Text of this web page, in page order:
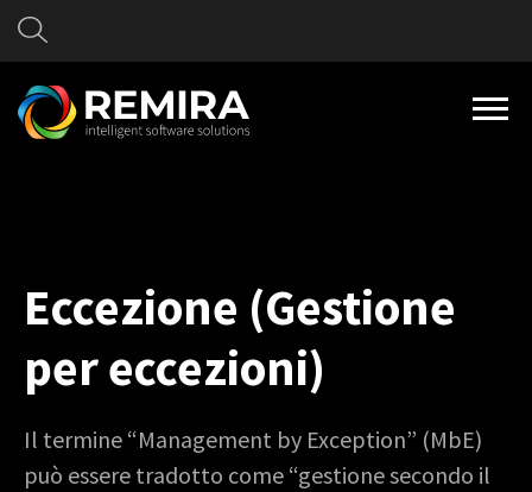
Eccezione (Gestione
per eccezioni)
Il termine “Management by Exception” (MbE)
può essere tradotto come “gestione secondo il